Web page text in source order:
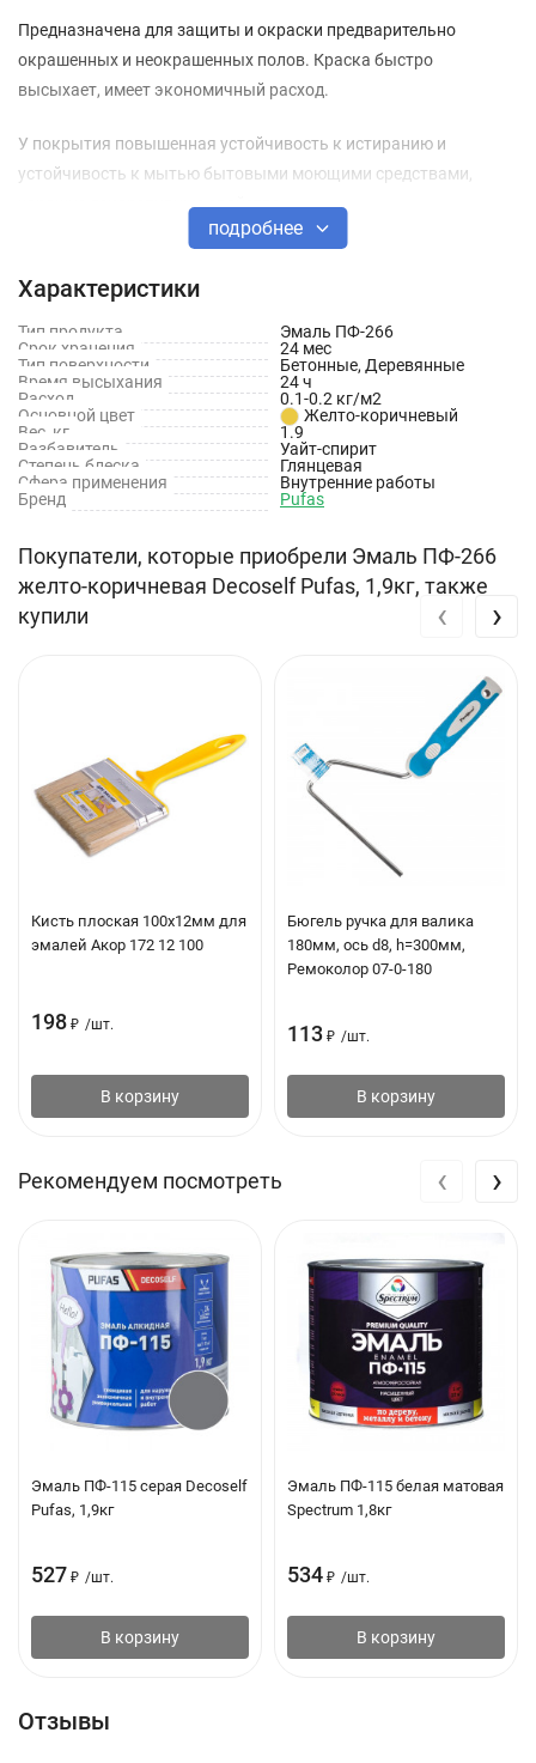
Предназначена для защиты и окраски предварительно
окрашенных и неокрашенных полов. Краска быстро
высыхает, имеет экономичный расход.
У покрытия повышенная устойчивость к истиранию и
устойчивость к мытью бытовыми моющими средствами,
хорошие декоративные свойства.
Технические характеристики
Тип основания: Бетон, дерево
Тип растворителя: Уайт-спирит
Производитель: Пуфас
Назначение: Для пола
Степень блеска: Глянцевая
Цвет: Желто-коричневый
Расход: 0.1-0.2 кг/м2
Время высыхания слоев: 24 часа
Транспортировать при t от -30°C до +30°C
Вес: 1.9 кг
подробнее
Характеристики
Тип продукта
Эмаль ПФ-266
Срок хранения
24 мес
Тип поверхности
Бетонные, Деревянные
Время высыхания
24 ч
Расход
0.1-0.2 кг/м2
Основной цвет
Желто-коричневый
Вес, кг
1.9
Разбавитель
Уайт-спирит
Степень блеска
Глянцевая
Сфера применения
Внутренние работы
Бренд
Pufas
Покупатели, которые приобрели Эмаль ПФ-266
желто-коричневая Decoself Pufas, 1,9кг, также
купили
Кисть плоская 100х12мм для
эмалей Акор 172 12 100
198 ₽ /шт.
В корзину
Бюгель ручка для валика
180мм, ось d8, h=300мм,
Ремоколор 07-0-180
113 ₽ /шт.
В корзину
‹ ›
Рекомендуем посмотреть
Эмаль ПФ-115 серая Decoself
Pufas, 1,9кг
527 ₽ /шт.
В корзину
Эмаль ПФ-115 белая матовая
Spectrum 1,8кг
534 ₽ /шт.
В корзину
‹ ›
Отзывы